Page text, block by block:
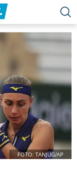
FOTO: TANJUG/AP